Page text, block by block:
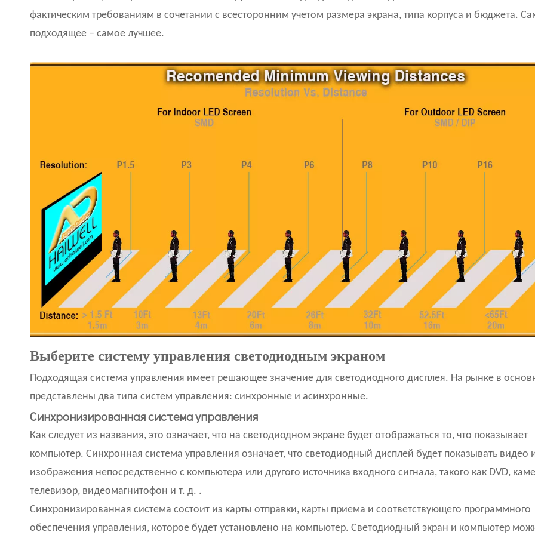
фактическим требованиям в сочетании с всесторонним учетом размера экрана, типа корпуса и бюджета.
подходящее – самое лучшее.
Выберите систему управления светодиодным экраном
Подходящая система управления имеет решающее значение для светодиодного дисплея. На рынке в
представлены два типа систем управления: синхронные и асинхронные.
Синхронизированная система управления
Как следует из названия, это означает, что на светодиодном экране будет отображаться то, что показывает
компьютер. Синхронная система управления означает, что светодиодный дисплей будет показывать видео
изображения непосредственно с компьютера или другого источника входного сигнала, такого как DVD,
телевизор, видеомагнитофон и т. д. .
Синхронизированная система состоит из карты отправки, карты приема и соответствующего программного
обеспечения управления, которое будет установлено на компьютер. Светодиодный экран и компьютер